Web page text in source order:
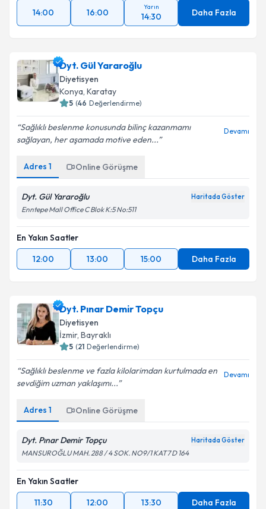
14:00 16:00
Yarın
14:30 Daha Fazla
Dyt. Gül Yararoğlu
Diyetisyen
Konya, Karatay
5 (46 Değerlendirme)
Sağlıklı beslenme konusunda bilinç kazanmamı
sağlayan, her aşamada motive eden...
Devamı
Adres 1 Online Görüşme
Dyt. Gül Yararoğlu Haritada Göster
Enntepe Mall Office C Blok K:5 No:511
En Yakın Saatler
12:00
13:00 15:00 Daha Fazla
Dyt. Pınar Demir Topçu
Diyetisyen
İzmir, Bayraklı
5 (21 Değerlendirme)
Sağlıklı beslenme ve fazla kilolarimdan kurtulmada en
sevdiğim uzman yaklaşımı...
Devamı
Adres 1 Online Görüşme
Dyt. Pınar Demir Topçu Haritada Göster
MANSUROĞLU MAH. 288 / 4 SOK. NO9/1 KAT7 D 164
En Yakın Saatler
11:30
12:00 13:30 Daha Fazla